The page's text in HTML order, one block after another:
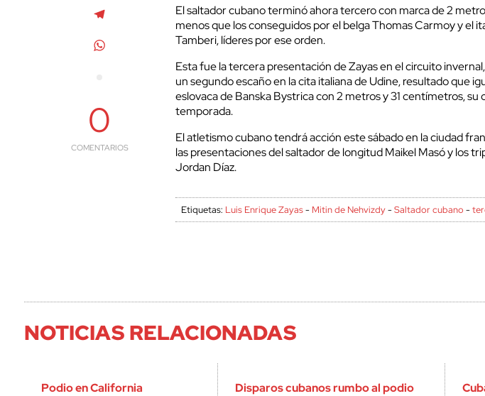
0
COMENTARIOS
El saltador cubano terminó ahora tercero con marca de 2
menos que los conseguidos por el belga Thomas Carmoy y el
Tamberi, líderes por ese orden.
Esta fue la tercera presentación de Zayas en el circuito
un segundo escaño en la cita italiana de Udine, resultado que
eslovaca de Banska Bystrica con 2 metros y 31 centímetros, su
temporada.
El atletismo cubano tendrá acción este sábado en la ciudad
las presentaciones del saltador de longitud Maikel Masó y los
Jordan Díaz.
Etiquetas: Luis Enrique Zayas- Mitin de Nehvizdy-Saltador cubano -
NOTICIAS RELACIONADAS
Podio en California
Disparos cubanos rumbo al podio